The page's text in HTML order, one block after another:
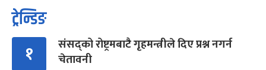
ट्रेन्डिङ
१
संसद्को रोष्ट्रमबाटै गृहमन्त्रीले दिए प्रश्न नगर्न
चेतावनी